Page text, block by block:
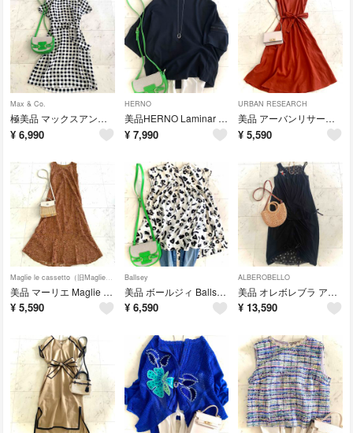
Max & Co.
極美品 マックスアンドコー 幾何学チェックミディ丈ワンピース 襟・ベルト付き
¥ 6,990
HERNO
美品HERNO Laminar ロゴテープTシャツ 濃紺 40 ヘルノ ラミナー
¥ 7,990
URBAN RESEARCH
美品 アーバンリサーチ リネン混フレンチ袖フレアワンピース テラコッタ 秋カラー
¥ 5,590
Maglie le cassetto（旧Maglie par ef-de）
美品 マーリエ Maglie 総レースフラワー刺繍ワンピース ロング 日本製 7
¥ 5,590
Ballsey
美品 ボールジィ Ballsey レオパードプリント フリルネックブラウス 36
¥ 6,590
ALBEROBELLO
美品 オレボレブラ アルベロベロ ぶたさん刺繍リボンシアー異素材ロングワンピース
¥ 13,590